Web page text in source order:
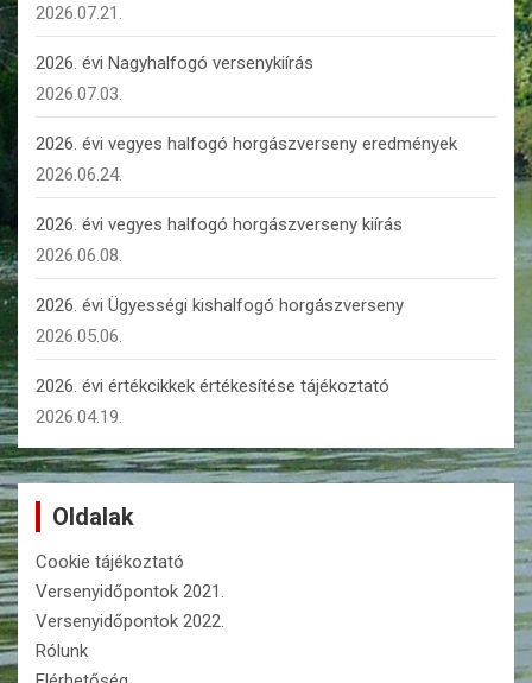
2026.07.21.
2026. évi Nagyhalfogó versenykiírás
2026.07.03.
2026. évi vegyes halfogó horgászverseny eredmények
2026.06.24.
2026. évi vegyes halfogó horgászverseny kiírás
2026.06.08.
2026. évi Ügyességi kishalfogó horgászverseny
2026.05.06.
2026. évi értékcikkek értékesítése tájékoztató
2026.04.19.
Oldalak
Cookie tájékoztató
Versenyidőpontok 2021.
Versenyidőpontok 2022.
Rólunk